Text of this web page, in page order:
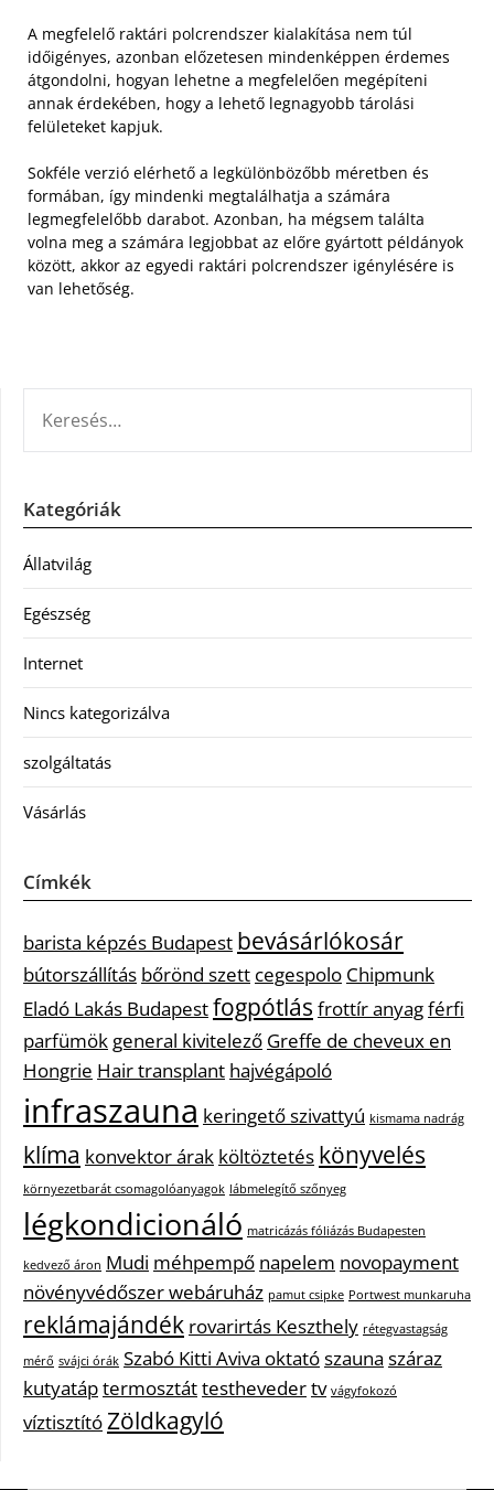
A megfelelő raktári polcrendszer kialakítása nem túl
időigényes, azonban előzetesen mindenképpen érdemes
átgondolni, hogyan lehetne a megfelelően megépíteni
annak érdekében, hogy a lehető legnagyobb tárolási
felületeket kapjuk.
Sokféle verzió elérhető a legkülönbözőbb méretben és
formában, így mindenki megtalálhatja a számára
legmegfelelőbb darabot. Azonban, ha mégsem találta
volna meg a számára legjobbat az előre gyártott példányok
között, akkor az egyedi raktári polcrendszer igénylésére is
van lehetőség.
Kategóriák
Állatvilág
Egészség
Internet
Nincs kategorizálva
szolgáltatás
Vásárlás
Címkék
barista képzés Budapest bevásárlókosár
bútorszállítás bőrönd szett cegespolo Chipmunk
Eladó Lakás Budapestfogpótlás frottír anyagférfi
parfümök general kivitelező Greffe de cheveux en
Hongrie Hair transplant hajvégápoló
infraszauna keringető szivattyú kismama nadrág
klíma konvektor árak költöztetés könyvelés
környezetbarát csomagolóanyagok lábmelegítő szőnyeg
légkondicionáló matricázás fóliázás Budapesten
kedvező áron Mudi méhpempő napelem novopayment
növényvédőszer webáruház pamut csipke Portwest munkaruha
reklámajándék rovarirtás Keszthely rétegvastagság
mérő svájci órák Szabó Kitti Aviva oktatószauna száraz
kutyatáptermosztáttesthevedertv vágyfokozó
víztisztítóZöldkagyló